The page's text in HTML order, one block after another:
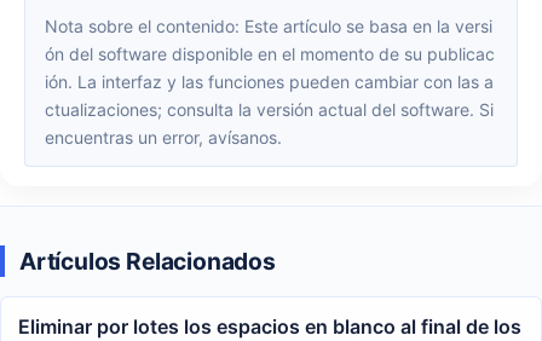
Nota sobre el contenido: Este artículo se basa en la versi
ón del software disponible en el momento de su publicac
ión. La interfaz y las funciones pueden cambiar con las a
ctualizaciones; consulta la versión actual del software. Si
encuentras un error, avísanos.
Artículos Relacionados
Eliminar por lotes los espacios en blanco al final de los